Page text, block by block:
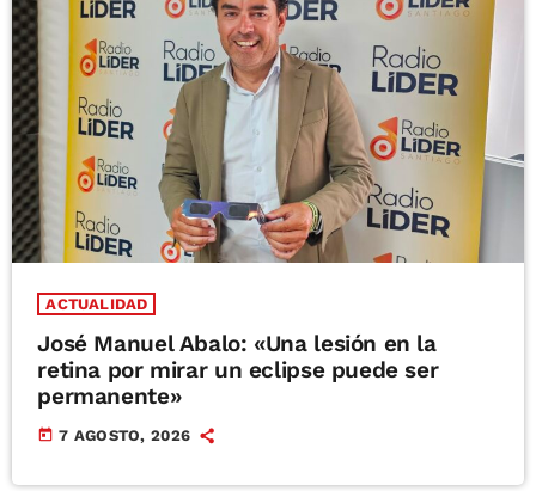
ACTUALIDAD
José Manuel Abalo: «Una lesión en la
retina por mirar un eclipse puede ser
permanente»
today 7 AGOSTO, 2026